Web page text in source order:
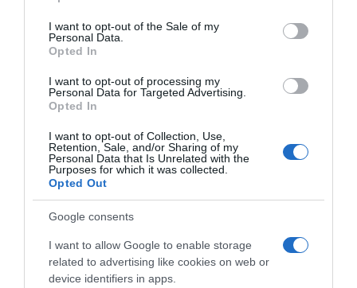
use your data for below specified purposes in below Google
consent section.
I want to opt-out of the Sale of my
Personal Data.
Opted In
I want to opt-out of processing my
Personal Data for Targeted Advertising.
Opted In
I want to opt-out of Collection, Use,
Retention, Sale, and/or Sharing of my
Personal Data that Is Unrelated with the
Purposes for which it was collected.
Opted Out
Google consents
I want to allow Google to enable storage
related to advertising like cookies on web or
device identifiers in apps.
zamrli”, tvrdi Pavlov.
bliskosti. Intimnost u braku nije samo fizička; ona uključuje dodire,
poljupce i druge oblike tjelesne povezanosti koji grade osjećaj
da nešto nije u redu.
Naravno, Pavlov ističe da je važno razlikovati privremene
probleme u braku od trajne emocionalne distance.
“Svi parovi prolaze kroz faze u kojima osjećaji mogu oslabiti.
Ključno je obratiti pažnju na uzorak ponašanja i pokušati
razgovarati o problemima prije nego što postanu nepovratni”,